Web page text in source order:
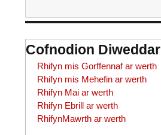
Cofnodion Diweddar
Rhifyn mis Gorffennaf ar werth
Rhifyn mis Mehefin ar werth
Rhifyn Mai ar werth
Rhifyn Ebrill ar werth
RhifynMawrth ar werth